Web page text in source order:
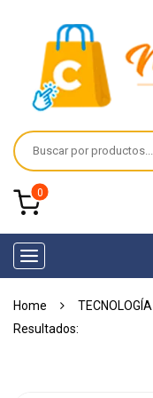
0
Toggle
navigation
Home TECNOLOGÍA